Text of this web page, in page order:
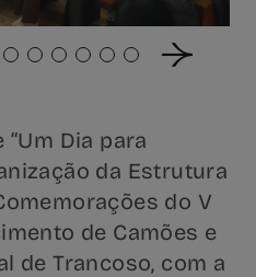
Dia para
da Estrutura
do V
de Camões e
de Trancoso, com a